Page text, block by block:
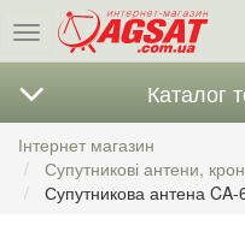
Меню
Каталог
Інтернет магазин
Супутникові антени,
Супутникова антена